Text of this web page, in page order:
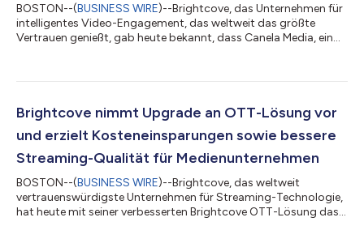
BOSTON--(BUSINESS WIRE)--Brightcove, das Unternehmen für
intelligentes Video-Engagement, das weltweit das größte
Vertrauen genießt, gab heute bekannt, dass Canela Media, ein
Brightcove erweitert, um seinen Streaming-Dienst zu stärken.
Videotechnologie von Brightcove wird Canela Media das
Wachstum vorantreiben, indem es die Streaming-Funktione...
Brightcove nimmt Upgrade an OTT-Lösung vor
und erzielt Kosteneinsparungen sowie bessere
Streaming-Qualität für Medienunternehmen
BOSTON--(BUSINESS WIRE)--Brightcove, das weltweit
vertrauenswürdigste Unternehmen für Streaming-Technologie,
hat heute mit seiner verbesserten Brightcove OTT-Lösung das